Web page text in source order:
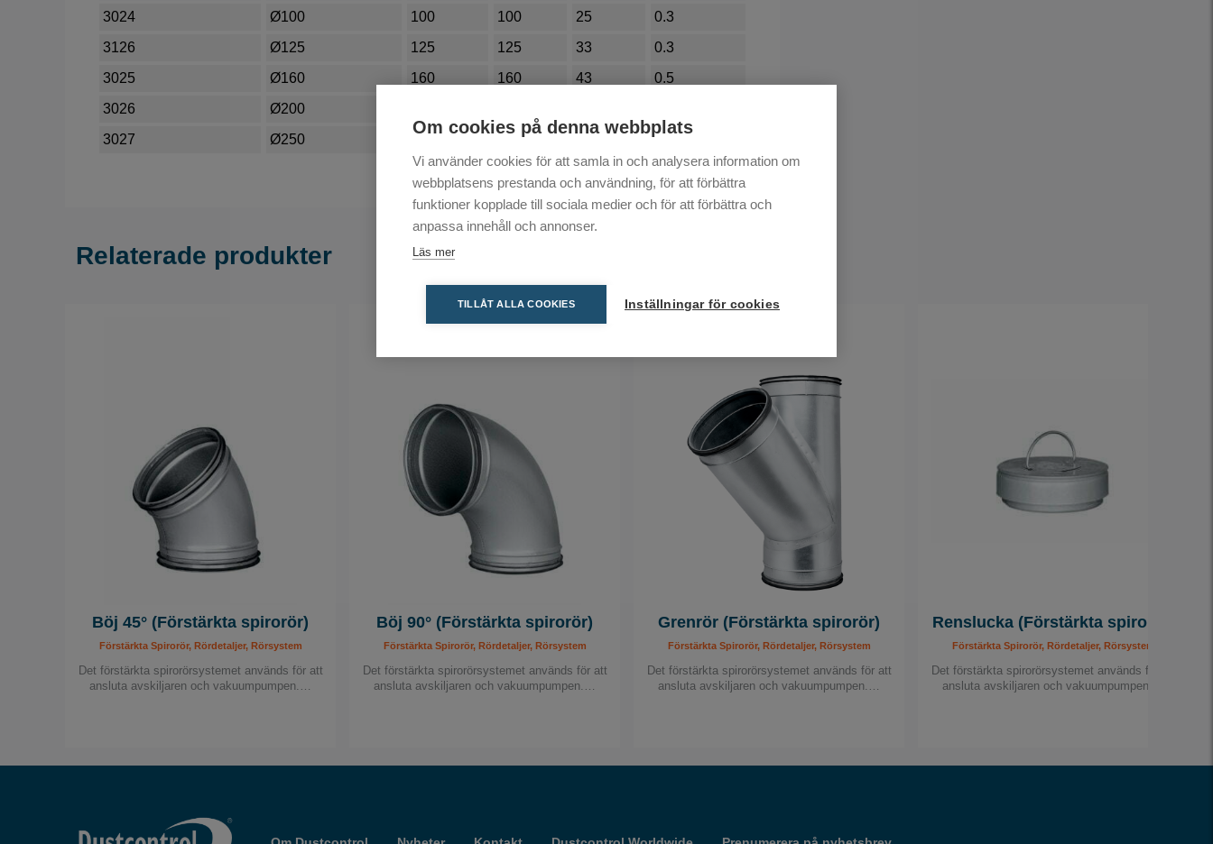
3024
Ø100 100 100 25
0.3
3126
Ø125 125 125 33
0.3
3025
Ø160 160 160 43
0.5
3026
Ø200
3027
Ø250 1.4
Relaterade produkter
Böj 45° (Förstärkta spirorör)
Förstärkta Spirorör, Rördetaljer, Rörsystem
Det förstärkta spirorörsystemet används för att
ansluta avskiljaren och vakuumpumpen.…
Böj 90° (Förstärkta spirorör)
Förstärkta Spirorör, Rördetaljer, Rörsystem
Det förstärkta spirorörsystemet används för att
ansluta avskiljaren och vakuumpumpen.…
Grenrör (Förstärkta spirorör)
Förstärkta Spirorör, Rördetaljer, Rörsystem
Det förstärkta spirorörsystemet används för att
ansluta avskiljaren och vakuumpumpen.…
Renslucka (Förstärkta spirorör)
Förstärkta Spirorör, Rördetaljer, Rörsystem
Det förstärkta spirorörsystemet används för att
ansluta avskiljaren och vakuumpumpen.…
Om cookies på denna webbplats
Vi använder cookies för att samla in och analysera information om
webbplatsens prestanda och användning, för att förbättra
funktioner kopplade till sociala medier och för att förbättra och
anpassa innehåll och annonser.
Läs mer
TILLÅT ALLA COOKIES Inställningar för cookies